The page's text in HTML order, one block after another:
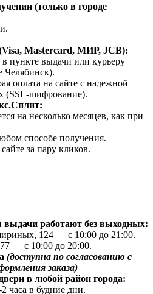
(только в городе
Mastercard, МИР, JCB):
пункте выдачи или курьеру
Челябинск).
оплата на сайте с надежной
(SSL-шифрование).
на несколько месяцев, как при
способе получения.
за пару кликов.
работают без выходных:
124 — с 10:00 до 21:00.
— с 10:00 до 20:00.
(доступна по согласованию с
заказа)
в любой район города:
2 часа в будние дни.